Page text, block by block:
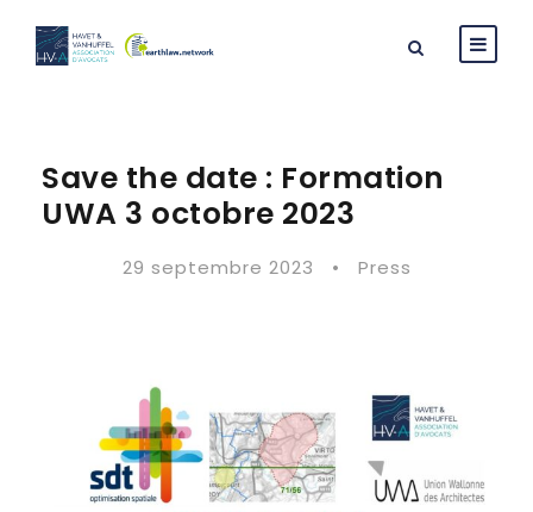
Save the date : Formation
UWA 3 octobre 2023
29 septembre 2023 • Press